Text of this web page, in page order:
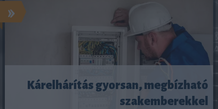
»
Kárelhárítás gyorsan, megbízható
szakemberekkel